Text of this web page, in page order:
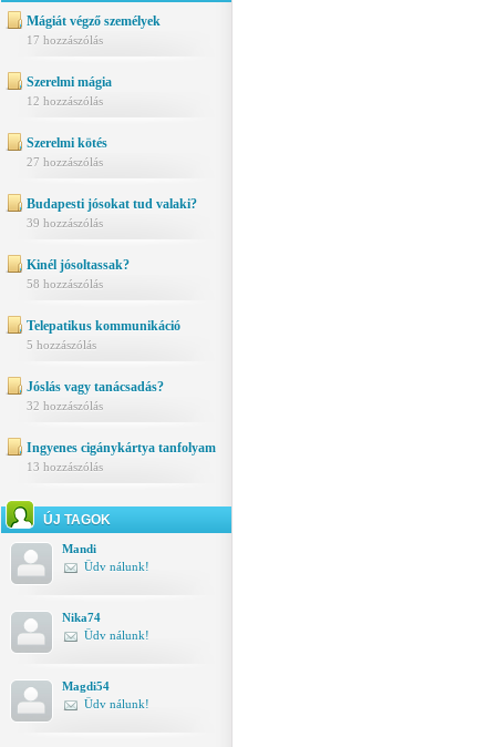
Mágiát végző személyek
17 hozzászólás
Szerelmi mágia
12 hozzászólás
Szerelmi kötés
27 hozzászólás
Budapesti jósokat tud valaki?
39 hozzászólás
Kinél jósoltassak?
58 hozzászólás
Telepatikus kommunikáció
5 hozzászólás
Jóslás vagy tanácsadás?
32 hozzászólás
Ingyenes cigánykártya tanfolyam
13 hozzászólás
ÚJ TAGOK
Mandi
Üdv nálunk!
Nika74
Üdv nálunk!
Magdi54
Üdv nálunk!